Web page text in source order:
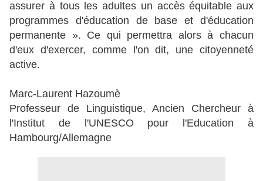
assurer à tous les adultes un accès équitable aux
programmes d'éducation de base et d'éducation
permanente ». Ce qui permettra alors à chacun
d'eux d'exercer, comme l'on dit, une citoyenneté
active.
Marc-Laurent Hazoumè
Professeur de Linguistique, Ancien Chercheur à
l'Institut de l'UNESCO pour l'Education à
Hambourg/Allemagne